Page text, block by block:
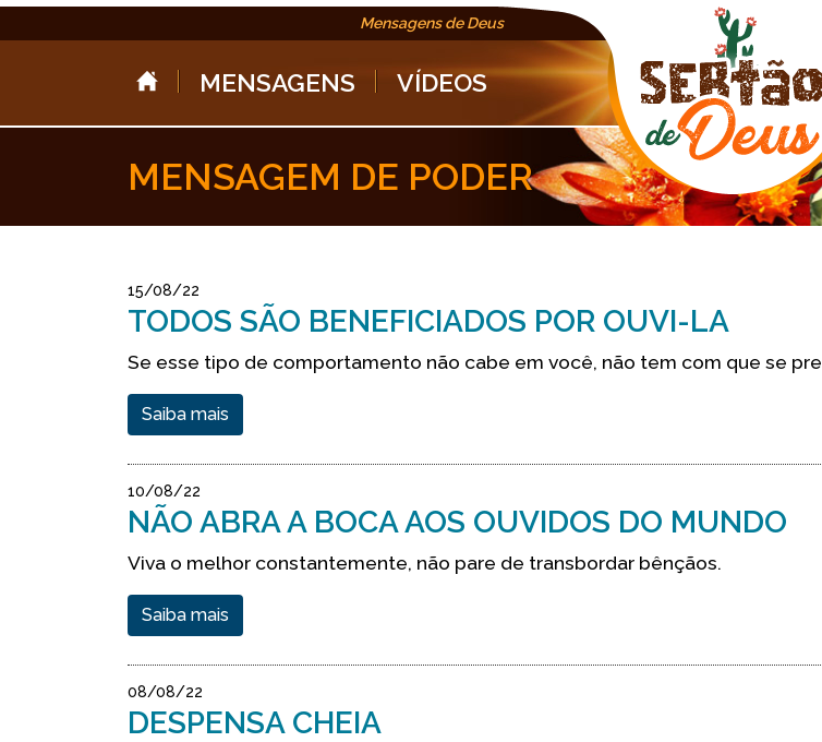
Mensagens de Deus
MENSAGENS VÍDEOS
MENSAGEM DE PODER
15/08/22
TODOS SÃO BENEFICIADOS POR OUVI-LA
Se esse tipo de comportamento não cabe em você, não tem com que se
Saiba mais
10/08/22
NÃO ABRA A BOCA AOS OUVIDOS DO MUNDO
Viva o melhor constantemente, não pare de transbordar bênçãos.
Saiba mais
08/08/22
DESPENSA CHEIA